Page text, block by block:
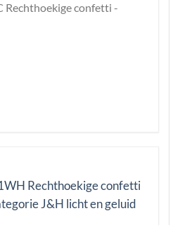
Rechthoekige confetti -